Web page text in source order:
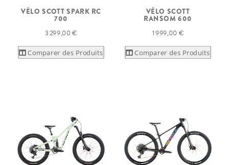
VÉLO SCOTT SPARK RC
700
3 299,00 €
Comparer des Produits
VÉLO SCOTT
RANSOM 600
1 999,00 €
Comparer des Produits